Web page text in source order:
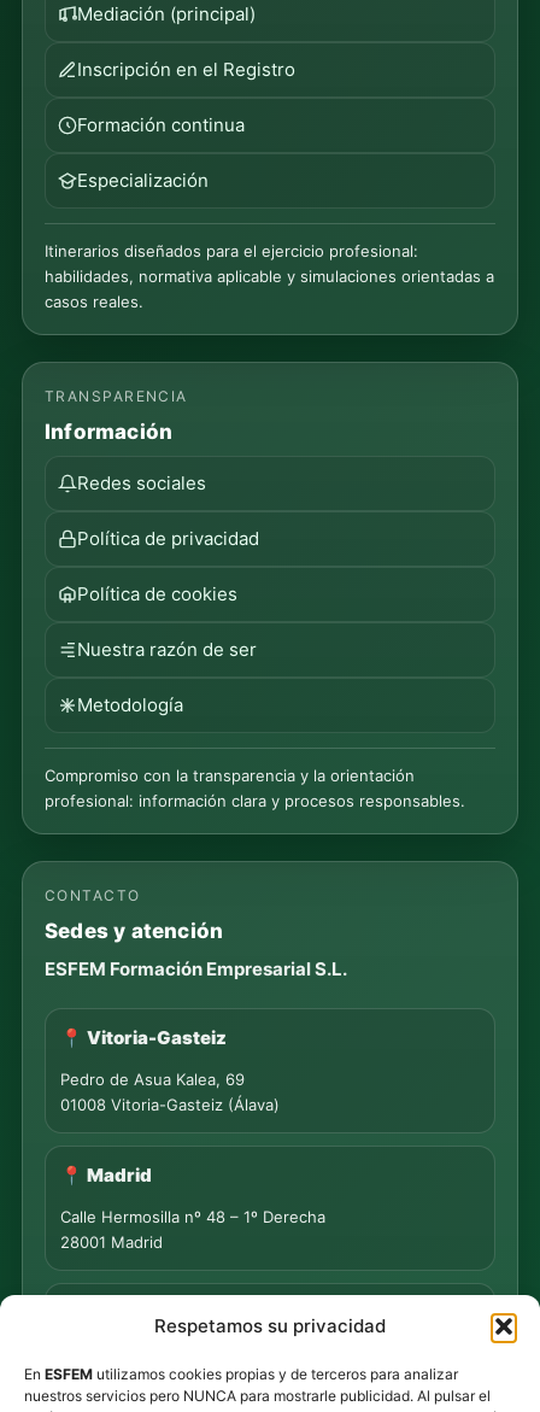
Respetamos su privacidad
En ESFEM utilizamos cookies propias y de terceros para analizar
nuestros servicios pero NUNCA para mostrarle publicidad. Al pulsar el
Mediación (principal)
Inscripción en el Registro
Formación continua
Especialización
Itinerarios diseñados para el ejercicio profesional:
habilidades, normativa aplicable y simulaciones orientadas a
casos reales.
TRANSPARENCIA
Información
Redes sociales
Política de privacidad
Política de cookies
Nuestra razón de ser
Metodología
Compromiso con la transparencia y la orientación
profesional: información clara y procesos responsables.
CONTACTO
Sedes y atención
ESFEM Formación Empresarial S.L.
📍 Vitoria-Gasteiz
Pedro de Asua Kalea, 69
01008 Vitoria-Gasteiz (Álava)
📍 Madrid
Calle Hermosilla nº 48 – 1º Derecha
28001 Madrid
32003 Ourense